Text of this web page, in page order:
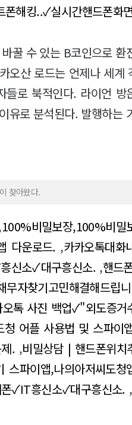
해킹..✓실시간핸드폰화
꿀 수 있는 B코인으로
오산 로드는 언제나 세계
들로 북적인다. 라이언
로 분석된다. 발행하는
찾아왔다.
100%비밀보장,100%비밀
다운로드. ,카카오톡대화
신소✓대구흥신소. ,핸드
자찾기고민해결해드립
톡 사진 백업✓"외도증거
어플 사용법 및 스파이
. ,비밀상담 | 핸드폰위
스파이앱,나의아저씨도청
✓IT흥신소✓대구흥신소. ,